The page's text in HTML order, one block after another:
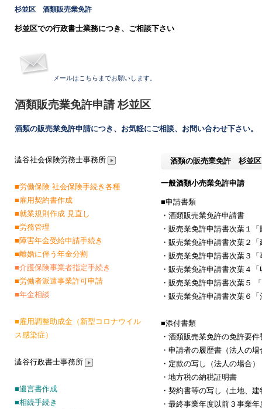
杉並区 酒類販売業免許
杉並区での行政書士業務につき、ご相談下さい
メールはこちらまでお願いします。
酒類販売業免許申請杉並区
酒類の販売業免許申請につき、お気軽にご相談、お問い合わせ下さい。
酒類の販売業免許 杉並区
一般酒類小売業免許申請
■申請書類
・酒類販売業免許申請書
・販売業免許申請書次葉１
・販売業免許申請書次葉２
・販売業免許申請書次葉３
・販売業免許申請書次葉４
・販売業免許申請書次葉５
・販売業免許申請書次葉６
■添付書類
・酒類販売業免許の免許要件
・申請者の履歴書（法人の
・定款の写し（法人の場合）
・地方税の納税証明書
・契約書等の写し（土地、
・最終事業年度以前３事業
澁谷社会保険労務士事務所
■労働保険 社会保険手続き各種
■雇用契約書作成
■就業規則作成 見直し
■労務管理
■障害年金受給申請手続き
■離婚に伴う年金分割
■介護保険事業者指定手続き
■労働者派遣事業許可申請
■年金相談
■雇用調整助成金（新型コロナウイル
ス感染症）
澁谷行政書士事務所
■遺言書作成
■相続手続き